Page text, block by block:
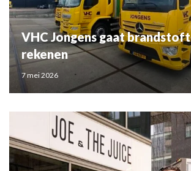
VHC Jongens gaat
rekenen
7 mei 2026